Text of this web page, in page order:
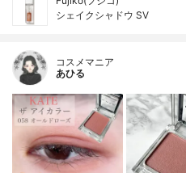
シェイクシャドウ SV
コスメマニア
あひる